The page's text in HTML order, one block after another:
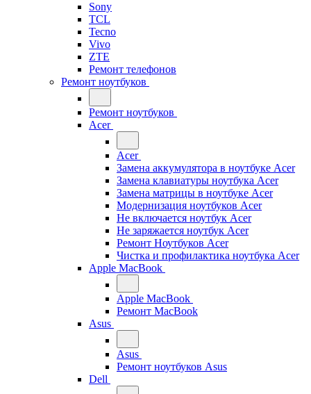
Sony
TCL
Tecno
Vivo
ZTE
Ремонт телефонов
Ремонт ноутбуков
Ремонт ноутбуков
Acer
Acer
Замена аккумулятора в ноутбуке Acer
Замена клавиатуры ноутбука Acer
Замена матрицы в ноутбуке Acer
Модернизация ноутбуков Acer
Не включается ноутбук Acer
Не заряжается ноутбук Acer
Ремонт Ноутбуков Acer
Чистка и профилактика ноутбука Acer
Apple MacBook
Apple MacBook
Ремонт MacBook
Asus
Asus
Ремонт ноутбуков Asus
Dell